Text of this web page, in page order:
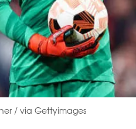
/ via Gettyimages